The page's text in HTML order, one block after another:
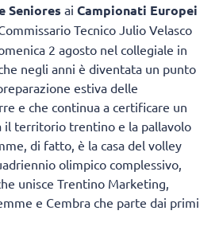
Seniores ai Campionati Europei
Tecnico Julio Velasco
2 agosto nel collegiale in
negli anni è diventata un punto
estiva delle
e che continua a certificare un
il territorio trentino e la pallavolo
di fatto, è la casa del volley
olimpico complessivo,
unisce Trentino Marketing,
e Cembra che parte dai primi